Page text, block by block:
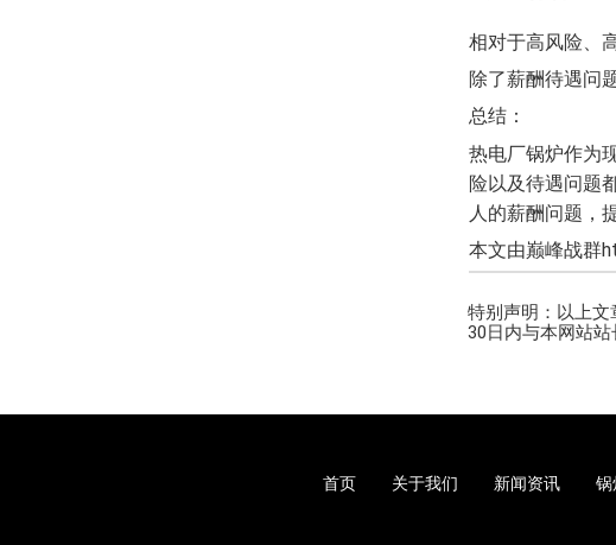
相对于高风险、
除了薪酬待遇问
总结：
热电厂锅炉作为
险以及待遇问题
人的薪酬问题，
本文由巅峰战群
特别声明：以上
30日内与本网站站
首页 关于我们 新闻资讯 锅